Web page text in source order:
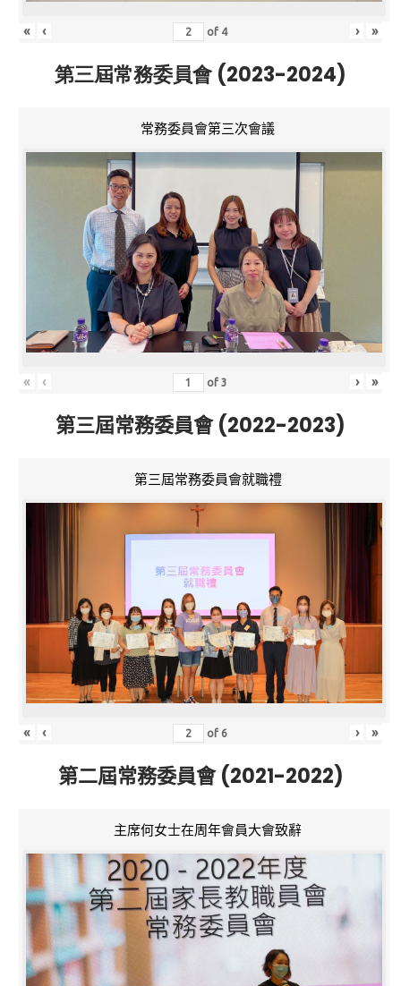
« ‹ of 4 › »
第三屆常務委員會 (2023-2024)
常務委員會第三次會議
« ‹ of3 › »
第三屆常務委員會 (2022-2023)
第三屆常務委員會就職禮
« ‹ of 6 › »
第二屆常務委員會 (2021-2022)
主席何女士在周年會員大會致辭